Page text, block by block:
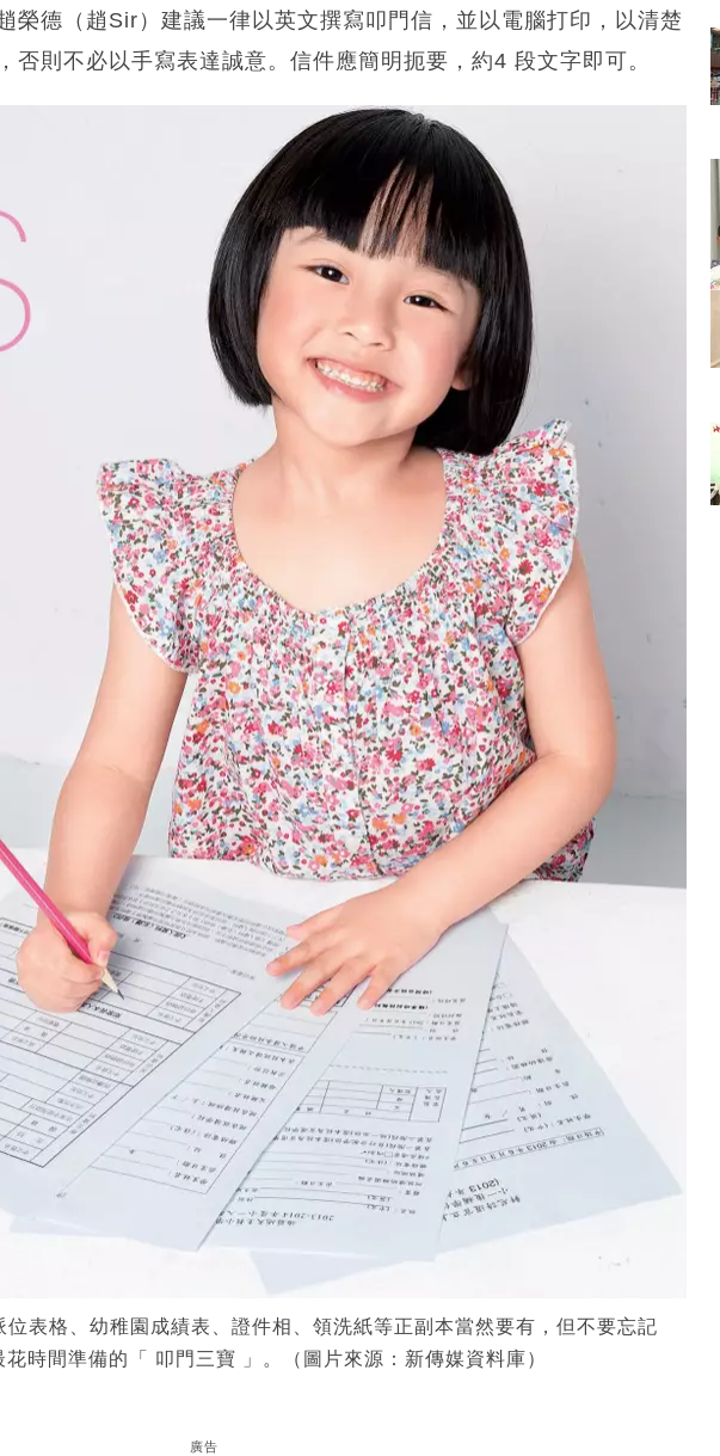
榮德（趙Sir）建議一律以英文撰寫叩門信，並以電腦打印，以清楚
否則不必以手寫表達誠意。信件應簡明扼要，約4 段文字即可。
表格、幼稚園成績表、證件相、領洗紙等正副本當然要有，但不要忘記
時間準備的「 叩門三寶 」。（圖片來源：新傳媒資料庫）
廣告